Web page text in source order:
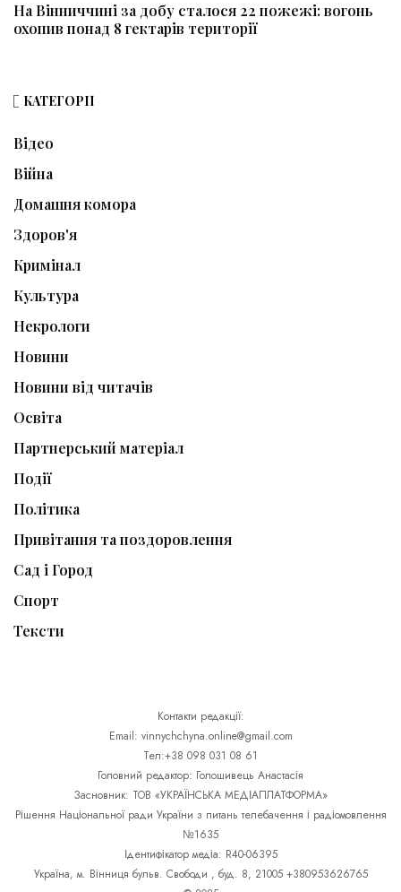
На Вінниччині за добу сталося 22 пожежі: вогонь
охопив понад 8 гектарів території
КАТЕГОРІЇ
Відео
Війна
Домашня комора
Здоров'я
Кримінал
Культура
Некрологи
Новини
Новини від читачів
Освіта
Партнерський матеріал
Події
Політика
Привітання та поздоровлення
Сад і Город
Спорт
Тексти
Контакти редакції:
Email: vinnychchyna.online@gmail.com
Тел:+38 098 031 08 61
Головний редактор: Голошивець Анастасія
Засновник: ТОВ «УКРАЇНСЬКА МЕДІАПЛАТФОРМА»
Рішення Національної ради України з питань телебачення і радіомовлення
№1635
Ідентифікатор медіа: R40-06395
Україна, м. Вінниця бульв. Свободи , буд. 8, 21005 +380953626765